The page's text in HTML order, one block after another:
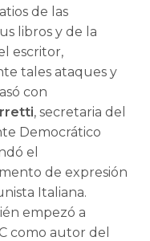
de las
libros y de la
escritor,
tales ataques y
con
, secretaria del
Democrático
el
de expresión
Italiana.
empezó a
como autor del